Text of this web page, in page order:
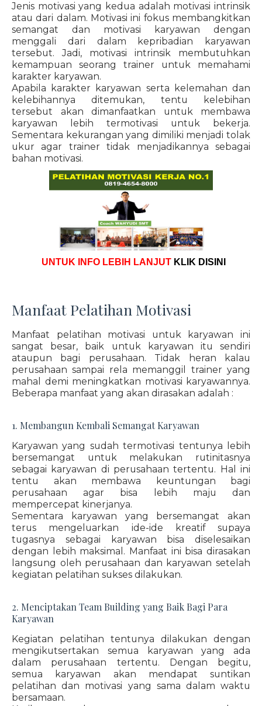
Jenis motivasi yang kedua adalah motivasi intrinsik
atau dari dalam. Motivasi ini fokus membangkitkan
semangat dan motivasi karyawan dengan
menggali dari dalam kepribadian karyawan
tersebut. Jadi, motivasi intrinsik membutuhkan
kemampuan seorang trainer untuk memahami
karakter karyawan.
Apabila karakter karyawan serta kelemahan dan
kelebihannya ditemukan, tentu kelebihan
tersebut akan dimanfaatkan untuk membawa
karyawan lebih termotivasi untuk bekerja.
Sementara kekurangan yang dimiliki menjadi tolak
ukur agar trainer tidak menjadikannya sebagai
bahan motivasi.
UNTUK INFO LEBIH LANJUT KLIK DISINI
Manfaat Pelatihan Motivasi
Manfaat pelatihan motivasi untuk karyawan ini
sangat besar, baik untuk karyawan itu sendiri
ataupun bagi perusahaan. Tidak heran kalau
perusahaan sampai rela memanggil trainer yang
mahal demi meningkatkan motivasi karyawannya.
Beberapa manfaat yang akan dirasakan adalah :
1. Membangun Kembali Semangat Karyawan
Karyawan yang sudah termotivasi tentunya lebih
bersemangat untuk melakukan rutinitasnya
sebagai karyawan di perusahaan tertentu. Hal ini
tentu akan membawa keuntungan bagi
perusahaan agar bisa lebih maju dan
mempercepat kinerjanya.
Sementara karyawan yang bersemangat akan
terus mengeluarkan ide-ide kreatif supaya
tugasnya sebagai karyawan bisa diselesaikan
dengan lebih maksimal. Manfaat ini bisa dirasakan
langsung oleh perusahaan dan karyawan setelah
kegiatan pelatihan sukses dilakukan.
2. Menciptakan Team Building yang Baik Bagi Para
Karyawan
Kegiatan pelatihan tentunya dilakukan dengan
mengikutsertakan semua karyawan yang ada
dalam perusahaan tertentu. Dengan begitu,
semua karyawan akan mendapat suntikan
pelatihan dan motivasi yang sama dalam waktu
bersamaan.